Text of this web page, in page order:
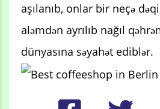
aşılanıb, onlar bir neçə
aləmdən ayrılıb nağıl
dünyasına səyahət ediblər.